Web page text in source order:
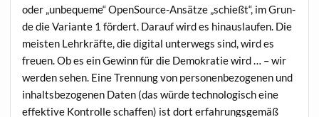
oder „unbe­que­me“ Open­So­ur­ce-Ansät­ze „schießt“, im Grun­
de die Vari­an­te 1 för­dert. Dar­auf wird es hin­aus­lau­fen. Die
meis­ten Lehr­kräf­te, die digi­tal unter­wegs sind, wird es
freu­en. Ob es ein Gewinn für die Demo­kra­tie wird … – wir
wer­den sehen. Eine Tren­nung von per­so­nen­be­zo­ge­nen und
inhalts­be­zo­ge­nen Daten (das wür­de tech­no­lo­gisch eine
effek­ti­ve Kon­trol­le schaf­fen) ist dort erfah­rungs­ge­mäß